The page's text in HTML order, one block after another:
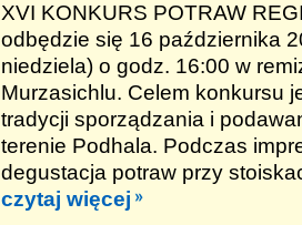
XVI KONKURS POTRAW
odbędzie się 16 października
niedziela) o godz. 16:00 w
Murzasichlu. Celem konkursu
tradycji sporządzania i
terenie Podhala. Podczas
degustacja potraw przy
czytaj więcej